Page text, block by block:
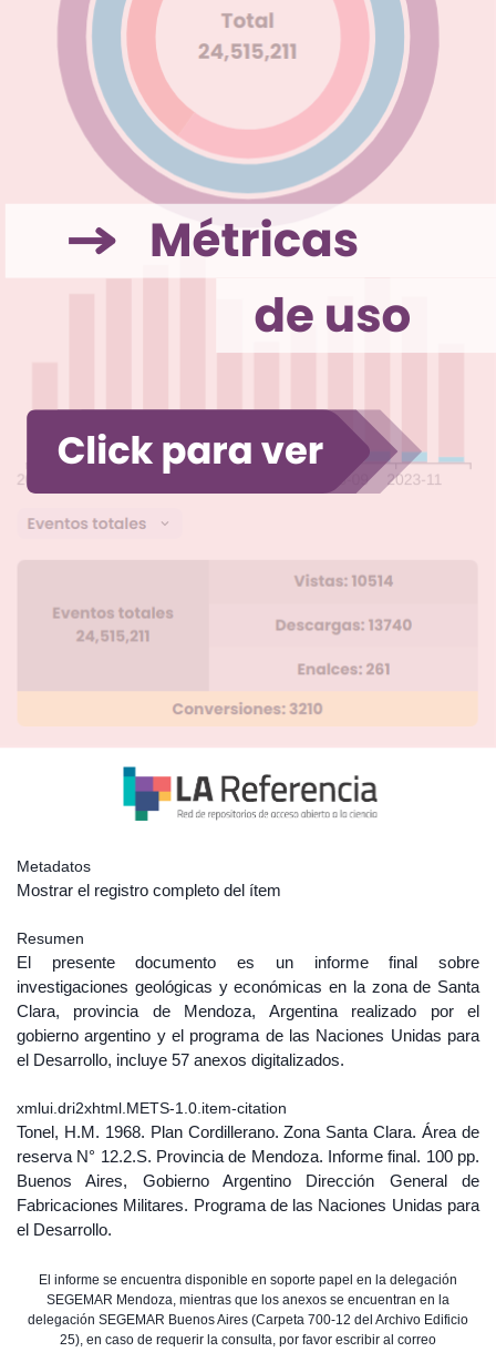
Metadatos
Mostrar el registro completo del ítem
Resumen
El presente documento es un informe final sobre
investigaciones geológicas y económicas en la zona de Santa
Clara, provincia de Mendoza, Argentina realizado por el
gobierno argentino y el programa de las Naciones Unidas para
el Desarrollo, incluye 57 anexos digitalizados.
xmlui.dri2xhtml.METS-1.0.item-citation
Tonel, H.M. 1968. Plan Cordillerano. Zona Santa Clara. Área de
reserva N° 12.2.S. Provincia de Mendoza. Informe final. 100 pp.
Buenos Aires, Gobierno Argentino Dirección General de
Fabricaciones Militares. Programa de las Naciones Unidas para
el Desarrollo.
El informe se encuentra disponible en soporte papel en la delegación
SEGEMAR Mendoza, mientras que los anexos se encuentran en la
delegación SEGEMAR Buenos Aires (Carpeta 700-12 del Archivo Edificio
25), en caso de requerir la consulta, por favor escribir al correo